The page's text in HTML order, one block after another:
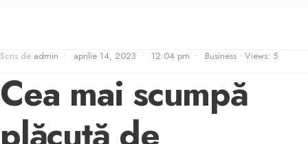
Scris de admin • aprilie 14, 2023 • 12:04 pm • Business • Views: 5
Cea mai scumpă